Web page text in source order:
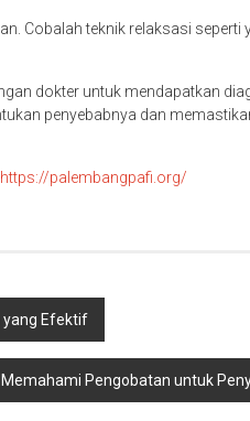
Cobalah teknik relaksasi seperti
dokter untuk mendapatkan
penyebabnya dan
https://palembangpafi.org/
yang Efektif
Memahami Pengobatan untuk